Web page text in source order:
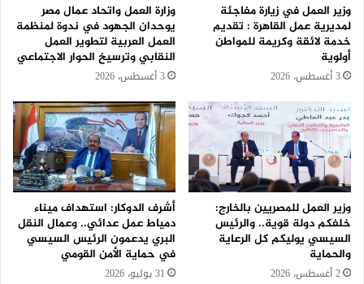
وزير العمل في زيارة مفاجئة
لمديرية عمل القاهرة : تقديم
خدمة لائقة وكريمة للمواطن
أولوية
3 أغسطس، 2026
وزارة العمل واتحاد عمال مصر
يوحدان الجهود في ندوة لمنظمة
العمل العربية لتطوير العمل
النقابي وترسيخ الحوار الاجتماعي
3 أغسطس، 2026
وزير العمل للمصريين بالخارج:
خلفكم دولة قوية.. والرئيس
السيسي يوليكم كل الرعاية
والحماية
2 أغسطس، 2026
أشرف الدوكار: استهداف ميناء
دمياط عمل عدائي.. وعمال النقل
البري يدعمون الرئيس السيسي
في حماية الأمن القومي
31 يوليو، 2026